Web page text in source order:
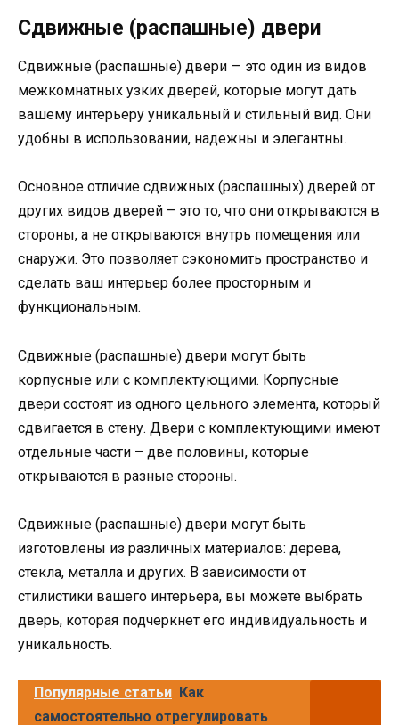
Сдвижные (распашные) двери
Сдвижные (распашные) двери — это один из видов
межкомнатных узких дверей, которые могут дать
вашему интерьеру уникальный и стильный вид. Они
удобны в использовании, надежны и элегантны.
Основное отличие сдвижных (распашных) дверей от
других видов дверей – это то, что они открываются в
стороны, а не открываются внутрь помещения или
снаружи. Это позволяет сэкономить пространство и
сделать ваш интерьер более просторным и
функциональным.
Сдвижные (распашные) двери могут быть
корпусные или с комплектующими. Корпусные
двери состоят из одного цельного элемента, который
сдвигается в стену. Двери с комплектующими имеют
отдельные части – две половины, которые
открываются в разные стороны.
Сдвижные (распашные) двери могут быть
изготовлены из различных материалов: дерева,
стекла, металла и других. В зависимости от
стилистики вашего интерьера, вы можете выбрать
дверь, которая подчеркнет его индивидуальность и
уникальность.
Популярные статьи Как
самостоятельно отрегулировать